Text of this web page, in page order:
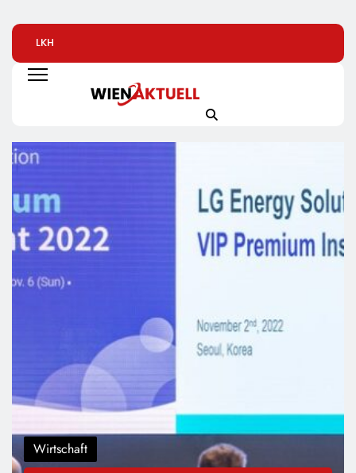
LKH
Krankenversicherung
Dreifach
Ausgezeichnet
Insolvenzen Sind
Bundesregierung
Verschärft Die
Wächst Weiter:
Wirtschaft